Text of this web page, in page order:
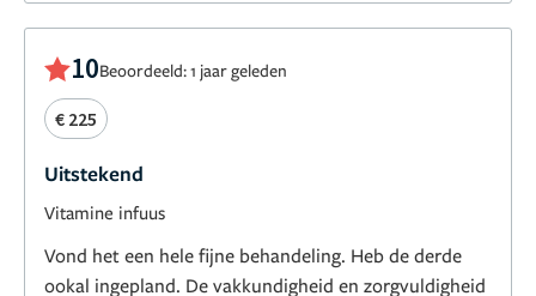
10Beoordeeld: 1 jaar geleden
€ 225
Uitstekend
Vitamine infuus
Vond het een hele fijne behandeling. Heb de derde
ookal ingepland. De vakkundigheid en zorgvuldigheid